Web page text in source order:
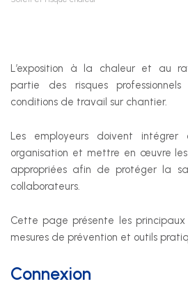
Développement durable
Formation
Juridique
Sécurité au travail et
SSE Genève
Rue de Malatrex 14
L’exposition à la chaleur et au
partie des risques
conditions de travail sur chantier.
Les employeurs doivent
organisation et mettre en œuvre
appropriées afin de protéger la
collaborateurs.
Cette page présente les principaux
mesures de prévention et outils
Connexion